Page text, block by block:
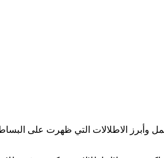
التي ظهرت على البساط الاحمر خلال